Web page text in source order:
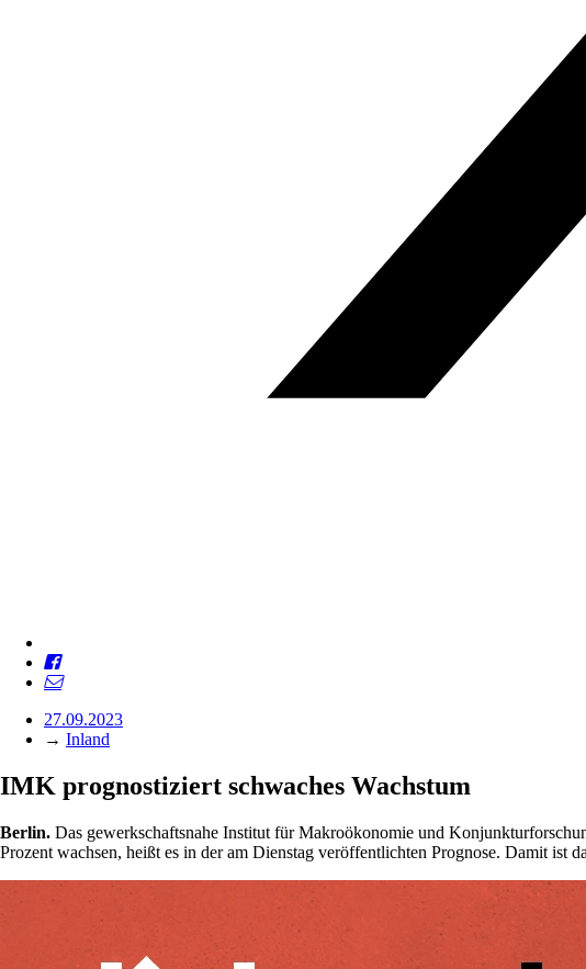
27.09.2023
→ Inland
IMK prognostiziert schwaches Wachstum
Berlin. Das gewerkschaftsnahe Institut für Makroökonomie und
Prozent wachsen, heißt es in der am Dienstag veröffentlichten Prognose. Damit ist